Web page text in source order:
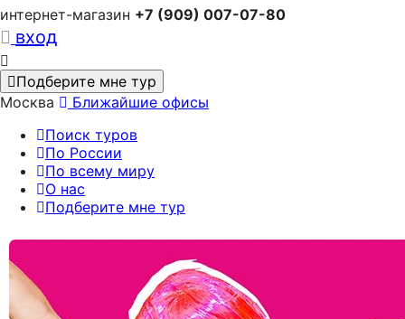
интернет-магазин +7 (909) 007-07-80
вход
Подберите мне тур
Москва
Ближайшие офисы
Поиск туров
По России
По всему миру
О нас
Подберите мне тур